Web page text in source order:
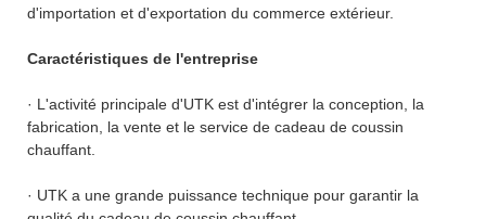
d'importation et d'exportation du commerce extérieur.
Caractéristiques de l'entreprise
· L'activité principale d'UTK est d'intégrer la conception, la
fabrication, la vente et le service de cadeau de coussin
chauffant.
· UTK a une grande puissance technique pour garantir la